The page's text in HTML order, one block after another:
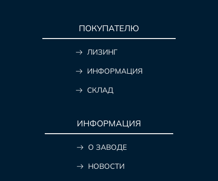
ПОКУПАТЕЛЮ
ЛИЗИНГ
ИНФОРМАЦИЯ
СКЛАД
ИНФОРМАЦИЯ
О ЗАВОДЕ
НОВОСТИ